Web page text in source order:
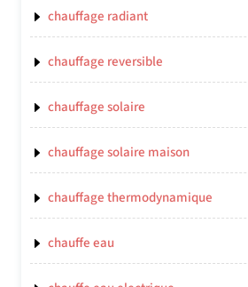
chauffage radiant
chauffage reversible
chauffage solaire
chauffage solaire maison
chauffage thermodynamique
chauffe eau